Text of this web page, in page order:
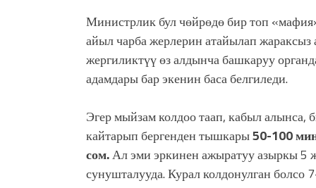
Министрлик бул чөйрөдө бир топ
айыл чарба жерлерин атайылап жараксыз
жергиликтүү өз алдынча башкаруу
адамдары бар экенин баса белгиледи.
Эгер мыйзам колдоо таап, кабыл
кайтарып бергенден тышкары50-100
сом.Ал эми эркинен ажыратуу азыркы 5
сунушталууда. Курал колдонулган